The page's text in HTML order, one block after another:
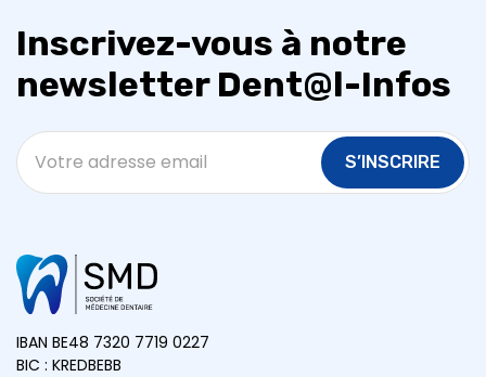
Inscrivez-vous à notre
newsletter Dent@l-Infos
S’INSCRIRE
IBAN BE48 7320 7719 0227
BIC : KREDBEBB